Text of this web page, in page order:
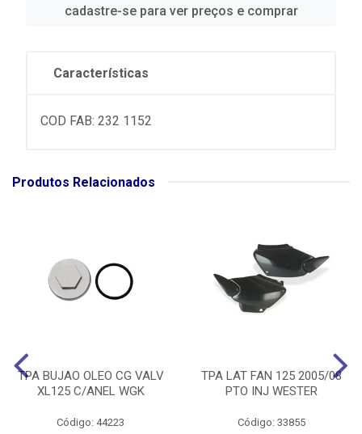
cadastre-se para ver preços e comprar
Características
COD FAB: 232 1152
Produtos Relacionados
TPA BUJAO OLEO CG VALV
XL125 C/ANEL WGK
Código: 44223
TPA LAT FAN 125 2005/08
PTO INJ WESTER
Código: 33855